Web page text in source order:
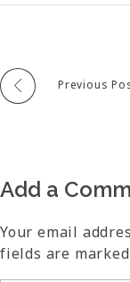
Previous
Add a
Your email
fields are